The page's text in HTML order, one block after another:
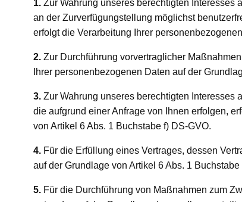
1. Zur Wahrung unseres berechtigten Interesses
an der Zurverfügungstellung möglichst
erfolgt die Verarbeitung Ihrer
2. Zur Durchführung vorvertraglicher
Ihrer personenbezogenen Daten auf der
3. Zur Wahrung unseres berechtigten Interesses
die aufgrund einer Anfrage von Ihnen erfolgen,
von Artikel 6 Abs. 1 Buchstabe f) DS-GVO.
4. Für die Erfüllung eines Vertrages, dessen
auf der Grundlage von Artikel 6 Abs. 1 Buchstabe
5. Für die Durchführung von Maßnahmen zum